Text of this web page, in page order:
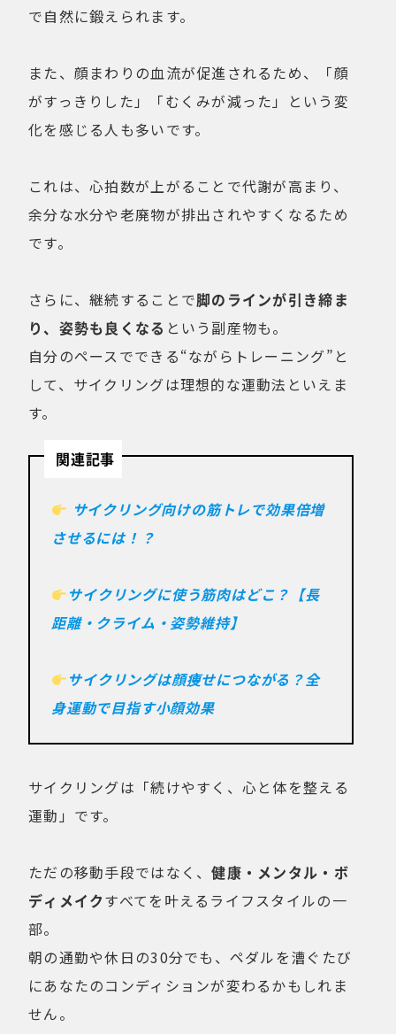
で自然に鍛えられます。
また、顔まわりの血流が促進されるため、「顔
がすっきりした」「むくみが減った」という変
化を感じる人も多いです。
これは、心拍数が上がることで代謝が高まり、
余分な水分や老廃物が排出されやすくなるため
です。
さらに、継続することで脚のラインが引き締ま
り、姿勢も良くなる という副産物も。
自分のペースでできる“ながらトレーニング”と
して、サイクリングは理想的な運動法といえま
す。
関連記事
サイクリング向けの筋トレで効果倍増
させるには！？
サイクリングに使う筋肉はどこ？【長
距離・クライム・姿勢維持】
サイクリングは顔痩せにつながる？全
身運動で目指す小顔効果
サイクリングは「続けやすく、心と体を整える
運動」です。
ただの移動手段ではなく、健康・メンタル・ボ
ディメイクすべてを叶えるライフスタイルの一
部。
朝の通勤や休日の30分でも、ペダルを漕ぐたび
にあなたのコンディションが変わるかもしれま
せん。